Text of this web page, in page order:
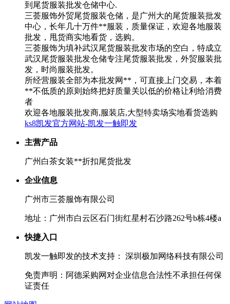
到尾货服装批发仓储中心.
三荟服饰外贸尾货服装仓储，是广州大的尾货服装批发
中心，长年几十万件**服装，质量保证，欢迎各地服装
批发，甩货商实地看货，选购。
三荟服饰为填补武汉尾货服装批发市场的空白，特成立
武汉尾货服装批发仓储专注尾货服装批发，外贸服装批
发，时尚服装批发。
所经营服装全部为本批发网**，可直接上门交易，本着
**不低质的原则始终把好质量关以低的价格让利给消费
者
欢迎各地服装批发商,服装店,大型特卖场实地看货选购
ks8凯发官方网站-凯发一触即发
主营产品
广州白茶女装**折扣尾货批发
企业信息
广州市三荟服饰有限公司
地址：广州市白云区石门街红星村石沙路262号b栋4楼a
快捷入口
凯发一触即发的技术支持： 深圳极加网络科技有限公司
免责声明：阿德采购网对企业信息合法性不承担任何保
证责任